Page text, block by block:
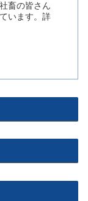
畜の皆さん
います。詳